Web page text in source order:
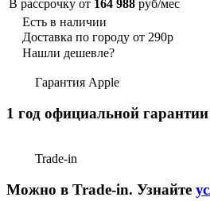
В рассрочку от 164 988 руб/мес
Есть в наличии
Доставка по городу от 290р
Нашли дешевле?
Гарантия Apple
1 год официальной
Trade-in
Можно в Trade-in. Узнайте